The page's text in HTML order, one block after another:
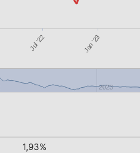
Jul '22 Jan '23
2023
1,93%